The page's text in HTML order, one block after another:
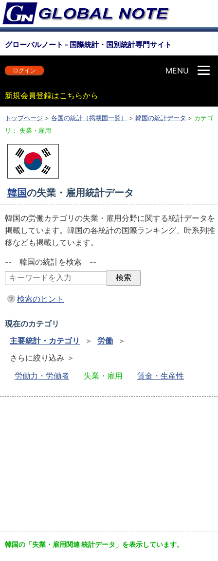
グローバルノート - 国際統計・国別統計専門サイト
MENU
ログイン
新規会員登録はこちらから
トップページ > 各国の統計（掲載国一覧） > 韓国の統計データ > カテゴ
リ： 失業・雇用
韓国の失業・雇用統計データ
韓国の労働カテゴリの失業・雇用分野に関する統計データを
掲載しています。韓国の各統計の国際ランキング、時系列推
移なども掲載しています。
-- 韓国の統計を検索 --
検索のヒント
現在のカテゴリ
主要統計・カテゴリ
＞ 労働 ＞
さらに絞り込み ＞
労働力・労働者
失業・雇用 賃金・生産性
韓国の「失業・雇用関連 統計データ」を表示しています。